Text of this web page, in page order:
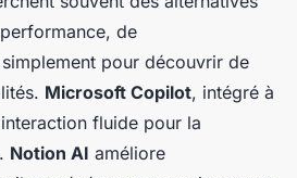
de
pour découvrir de
Microsoft Copilot, intégré à
fluide pour la
Notion AI améliore